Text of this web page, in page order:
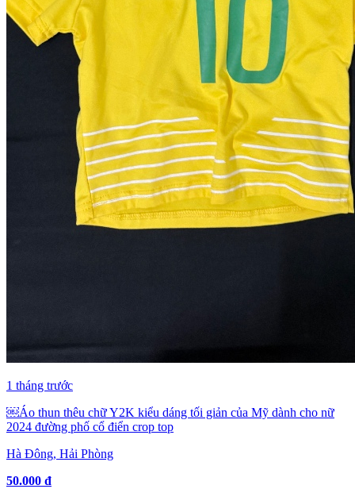
1 tháng trước
￼Áo thun thêu chữ Y2K kiểu dáng tối giản của Mỹ dành cho nữ
2024 đường phố cổ điển crop top
Hà Đông, Hải Phòng
50.000 đ